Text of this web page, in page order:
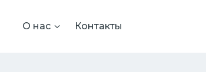
О нас Контакты